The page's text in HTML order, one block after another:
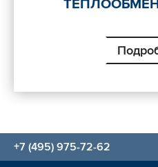
+7 (495) 975-72-62